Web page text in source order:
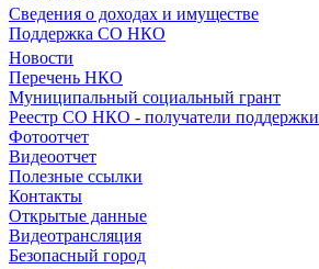
Сведения о доходах и имуществе
Поддержка СО НКО
Новости
Перечень НКО
Муниципальный социальный грант
Реестр СО НКО - получатели поддержки
Фотоотчет
Видеоотчет
Полезные ссылки
Контакты
Открытые данные
Видеотрансляция
Безопасный город